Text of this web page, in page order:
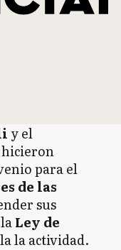
y el
hicieron
para el
de las
sus
Ley de
la actividad.